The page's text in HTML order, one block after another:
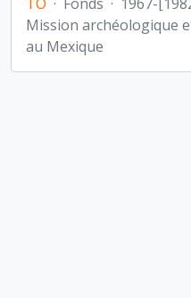
Mission archéologique
au Mexique